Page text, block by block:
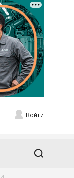
Войти